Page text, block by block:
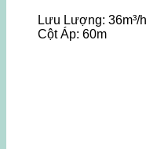
Lưu Lượng: 36m³/h
Cột Áp: 60m